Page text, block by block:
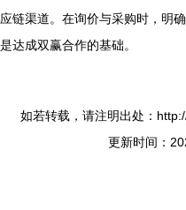
应链渠道。在询价与采购时，明
是达成双赢合作的基础。
如若转载，请注明出处：
更新时间：